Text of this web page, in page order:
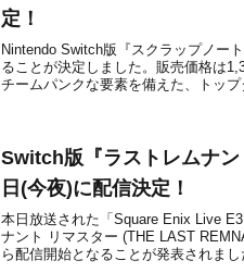
定！
Nintendo Switch版『スクラップノー
ることが決定しました。販売価格は
チームパンクな要素を備えた、トッ
Switch版『ラストレムナ
日(今夜)に配信決定！
本日放送された「Square Enix Live
ナント リマスター (THE LAST
ら配信開始となることが発表されま